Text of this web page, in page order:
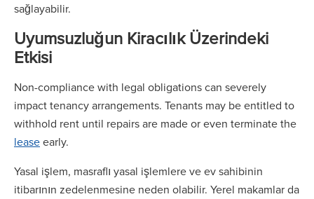
sağlayabilir.
Uyumsuzluğun Kiracılık Üzerindeki
Etkisi
Non-compliance with legal obligations can severely
impact tenancy arrangements. Tenants may be entitled to
withhold rent until repairs are made or even terminate the
leaseearly.
Yasal işlem, masraflı yasal işlemlere ve ev sahibinin
itibarının zedelenmesine neden olabilir. Yerel makamlar da